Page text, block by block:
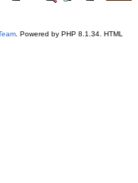
. Powered by PHP 8.1.34. HTML